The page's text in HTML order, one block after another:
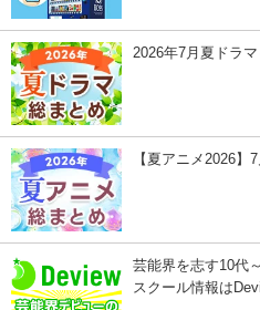
2026年7月夏ドラ
【夏アニメ2026】
芸能界を志す10代
スクール情報は